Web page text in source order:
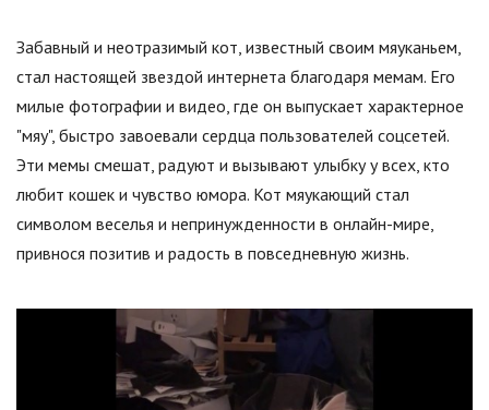
Забавный и неотразимый кот, известный своим мяуканьем,
стал настоящей звездой интернета благодаря мемам. Его
милые фотографии и видео, где он выпускает характерное
"мяу", быстро завоевали сердца пользователей соцсетей.
Эти мемы смешат, радуют и вызывают улыбку у всех, кто
любит кошек и чувство юмора. Кот мяукающий стал
символом веселья и непринужденности в онлайн-мире,
привнося позитив и радость в повседневную жизнь.